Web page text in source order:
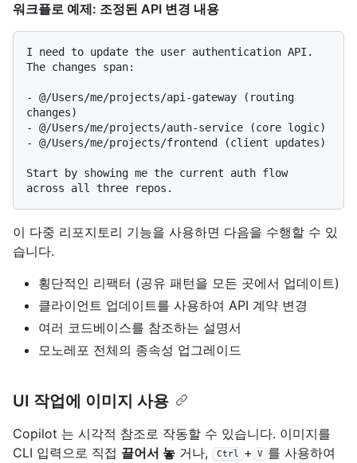
워크플로 예제: 조정된 API 변경 내용
I need to update the user authentication API.
The changes span:
- @/Users/me/projects/api-gateway (routing
changes)
- @/Users/me/projects/auth-service (core logic)
- @/Users/me/projects/frontend (client updates)
Start by showing me the current auth flow
이 다중 리포지토리 기능을 사용하면 다음을 수행할 수 있
습니다.
횡단적인 리팩터 (공유 패턴을 모든 곳에서 업데이트)
클라이언트 업데이트를 사용하여 API 계약 변경
여러 코드베이스를 참조하는 설명서
모노레포 전체의 종속성 업그레이드
UI 작업에 이미지 사용
Copilot 는 시각적 참조로 작동할 수 있습니다. 이미지를
CLI 입력으로 직접 끌어서 놓 거나, Ctrl + V 를 사용하여